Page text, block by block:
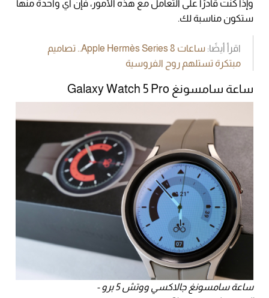
وإذا كنت قادرًا على التعامل مع هذه الأمور، فإن أي واحدة منها
ستكون مناسبة لك.
اقرأ أيضًا:
ساعات Apple Hermès Series 8.. تصاميم
مبتكرة تستلهم روح الفروسية
ساعة سامسونغ Galaxy Watch 5 Pro
ساعة سامسونغ جالاكسي ووتش 5 برو -